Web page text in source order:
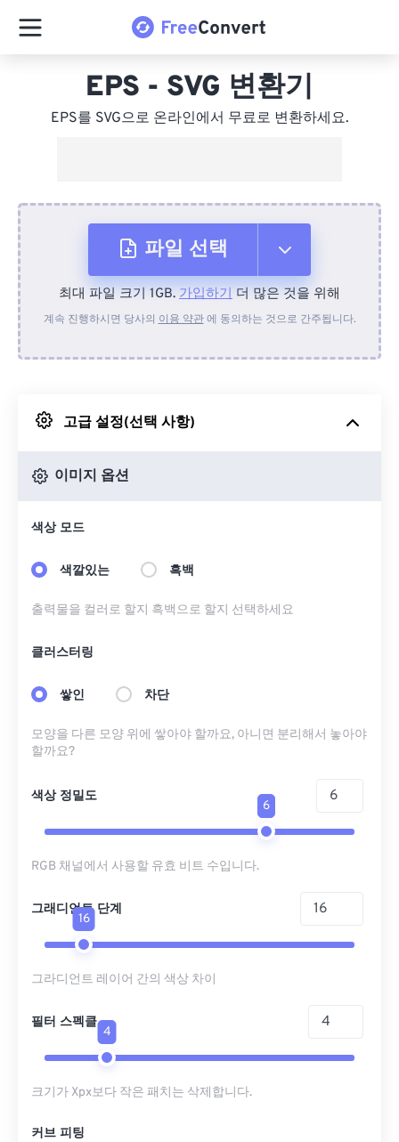
EPS - SVG 변환기
EPS를 SVG으로 온라인에서 무료로 변환하세요.
파일 선택
장치에서
Google 드라이브에서
최대 파일 크기 1GB. 가입하기 더 많은 것을 위해
계속 진행하시면 당사의 이용 약관에 동의하는 것으로 간주됩니다.
고급 설정(선택 사항)
이미지 옵션
색상 모드
색깔있는 흑백
출력물을 컬러로 할지 흑백으로 할지 선택하세요
클러스터링
쌓인 차단
모양을 다른 모양 위에 쌓아야 할까요, 아니면 분리해서 놓아야
할까요?
색상 정밀도
6
RGB 채널에서 사용할 유효 비트 수입니다.
그래디언트 단계
16
그라디언트 레이어 간의 색상 차이
필터 스펙클
4
크기가 Xpx보다 작은 패치는 삭제합니다.
커브 피팅